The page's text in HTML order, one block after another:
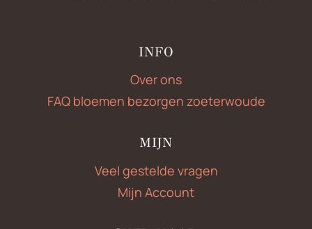
INFO
Over ons
FAQ bloemen bezorgen zoeterwoude
MIJN
Veel gestelde vragen
Mijn Account